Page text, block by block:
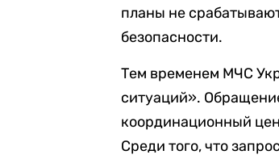
планы не
безопасности.
Тем временем МЧС
ситуаций».
координационный
Среди того, что